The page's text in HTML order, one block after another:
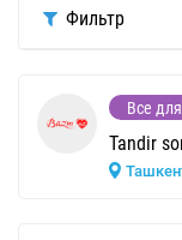
Фильтр
Все
Tandir